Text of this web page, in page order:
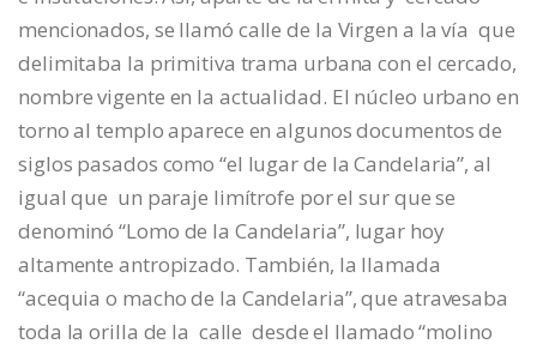
mencionados, se llamó calle de la Virgen a la vía que
delimitaba la primitiva trama urbana con el cercado,
nombre vigente en la actualidad. El núcleo urbano en
torno al templo aparece en algunos documentos de
siglos pasados como “el lugar de la Candelaria”, al
igual que un paraje limítrofe por el sur que se
denominó “Lomo de la Candelaria”, lugar hoy
altamente antropizado. También, la llamada
“acequia o macho de la Candelaria”, que atravesaba
toda la orilla de la calle desde el llamado “molino